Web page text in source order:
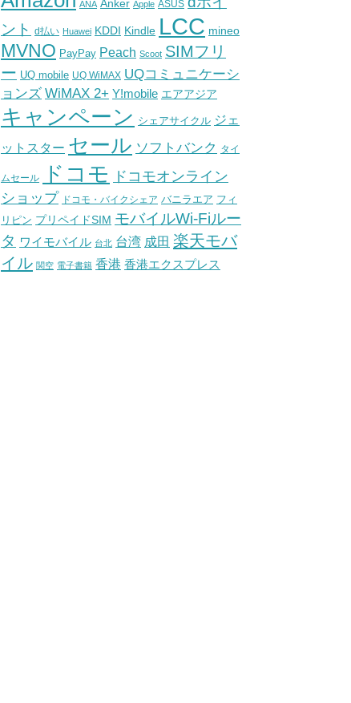
ANA Anker Apple ASUS
ント
d払い Huawei KDDI Kindle LCC mineo
MVNO PayPay Peach Scoot SIMフリ
ー UQ mobile UQ WiMAX UQコミュニケーシ
ョンズ WiMAX 2+ Y!mobile エアアジア
キャンペーン シェアサイクル ジェ
ットスター セール ソフトバンク タイ
ムセール ドコモ
ドコモオンライン
ショップ ドコモ・バイクシェア バニラエア フィ
リピン プリペイドSIM モバイルWi-Fiルー
タ ワイモバイル 台北 台湾 成田 楽天モバ
イル 関空 電子書籍 香港 香港エクスプレス